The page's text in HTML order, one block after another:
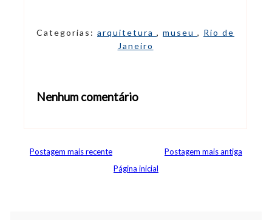
Categorias: arquitetura , museu , Rio de
Janeiro
Nenhum comentário
Postagem mais recente
Postagem mais antiga
Página inicial